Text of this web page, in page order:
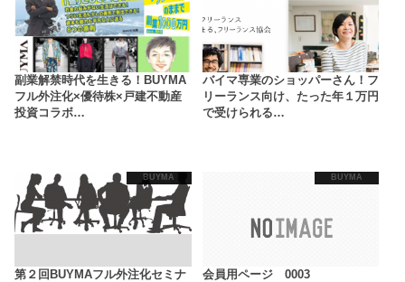
副業解禁時代を生きる！BUYMA
フル外注化×優待株×戸建不動産
投資コラボ…
バイマ専業のショッパーさん！フ
リーランス向け、たった年１万円
で受けられる…
BUYMA
第２回BUYMAフル外注化セミナ
BUYMA
会員用ページ 0003